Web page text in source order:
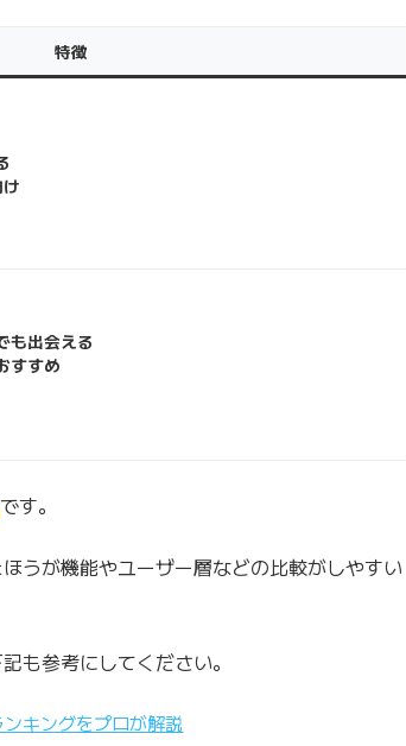
特徴
も出会える
すすめ
です。
うが機能やユーザー層などの比較がしやすい
も参考にしてください。
キングをプロが解説